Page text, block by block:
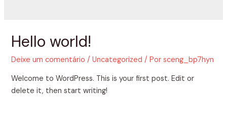
Hello world!
Deixe um comentário /Uncategorized / Porsceng_bp7hyn
Welcome to WordPress. This is your first post. Edit or
delete it, then start writing!